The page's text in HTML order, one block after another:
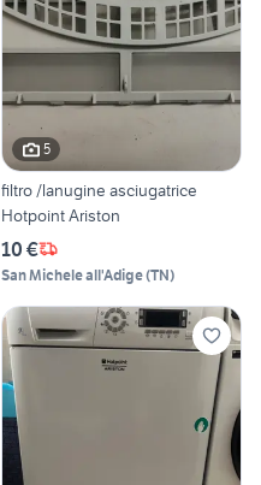
5
filtro /lanugine asciugatrice
Hotpoint Ariston
10 €
San Michele all'Adige(TN)